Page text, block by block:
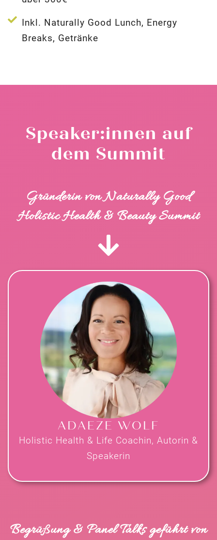
Inkl. Naturally Good Lunch, Energy
Breaks, Getränke
Speaker:innen auf
dem Summit
Gründerin von Naturally Good
Holistic Health & Beauty Summit
ADAEZE WOLF
Holistic Health & Life Coachin, Autorin &
Speakerin
Begrüßung & Panel Talks geführt von